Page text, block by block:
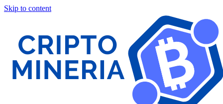
Skip to content